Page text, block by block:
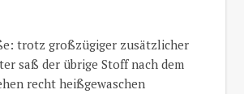
trotz großzügiger zusätzlicher
saß der übrige Stoff nach dem
recht heißgewaschen